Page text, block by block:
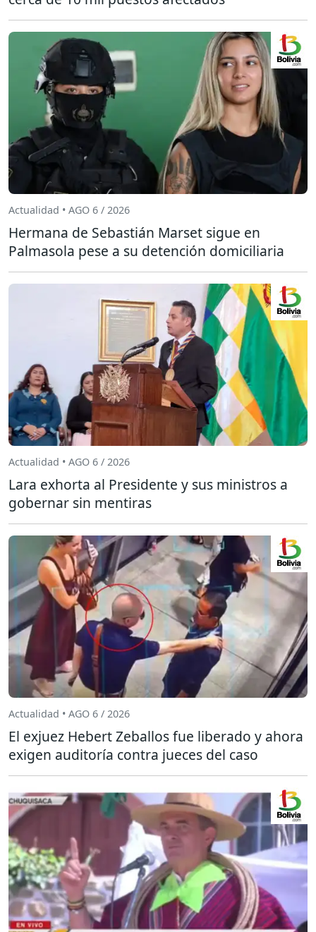
Actualidad • AGO 6 / 2026
Hermana de Sebastián Marset sigue en
Palmasola pese a su detención domiciliaria
Actualidad • AGO 6 / 2026
Lara exhorta al Presidente y sus ministros a
gobernar sin mentiras
Actualidad • AGO 6 / 2026
El exjuez Hebert Zeballos fue liberado y ahora
exigen auditoría contra jueces del caso